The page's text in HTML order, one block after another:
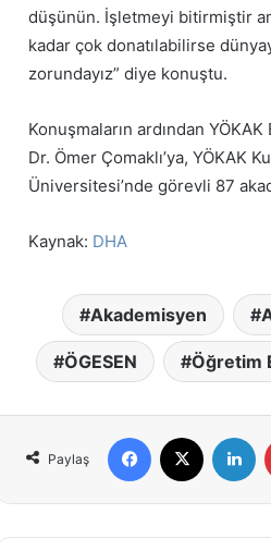
düşünün. İşletmeyi bitirmiştir
kadar çok donatılabilirse
zorundayız” diye konuştu.
Konuşmaların ardından
Dr. Ömer Çomaklı’ya, YÖKAK
Üniversitesi’nde görevli 87
Kaynak: DHA
Akademisyen
ÖGESEN Öğretim
Paylaş
Facebook